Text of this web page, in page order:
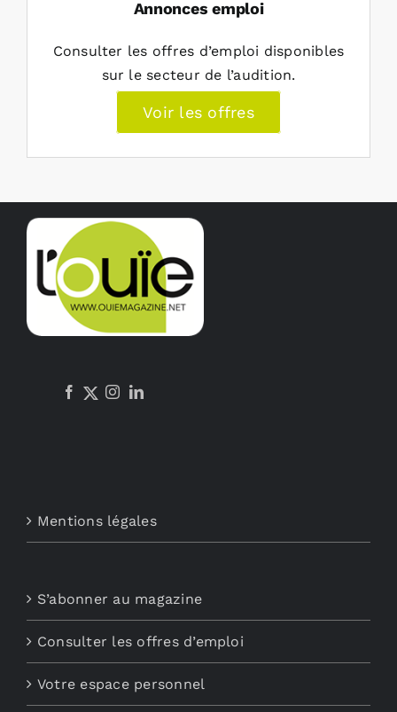
Annonces emploi
Consulter les offres d’emploi disponibles
sur le secteur de l’audition.
Voir les offres
Mentions légales
S’abonner au magazine
Consulter les offres d’emploi
Votre espace personnel